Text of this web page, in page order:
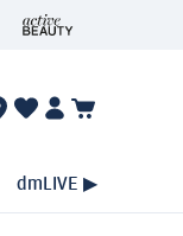
dmLIVE ▶